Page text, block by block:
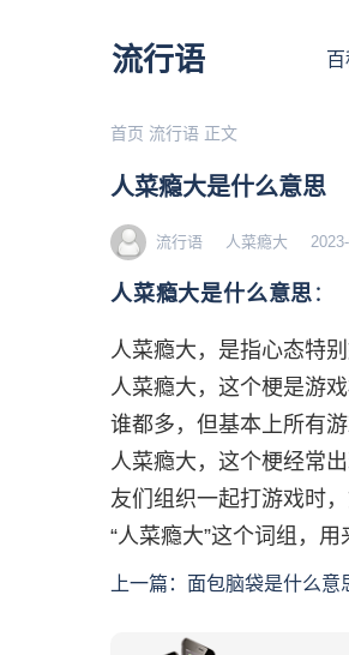
流行语
首页 流行语 正文
人菜瘾大是什么意思
流行语 人菜瘾大
人菜瘾大是什么意思 ：
人菜瘾大，是指心态特别
人菜瘾大，这个梗是游
谁都多，但基本上所有
人菜瘾大，这个梗经常
友们组织一起打游戏时
“人菜瘾大”这个词组，用
上一篇： 面包脑袋是什么意